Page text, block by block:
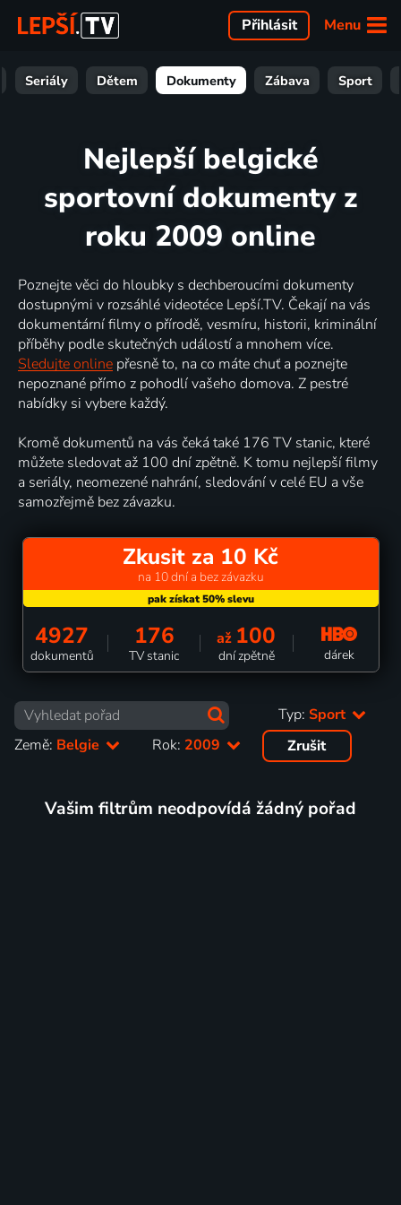
Menu
Přihlásit
Seriály Dětem Dokumenty Zábava Sport
Nejlepší belgické
sportovní dokumenty z
roku 2009 online
Poznejte věci do hloubky s dechberoucími dokumenty
dostupnými v rozsáhlé videotéce Lepší.TV. Čekají na vás
dokumentární filmy o přírodě, vesmíru, historii, kriminální
příběhy podle skutečných událostí a mnohem více.
Sledujte online přesně to, na co máte chuť a poznejte
nepoznané přímo z pohodlí vašeho domova. Z pestré
nabídky si vybere každý.
Kromě dokumentů na vás čeká také 176 TV stanic, které
můžete sledovat až 100 dní zpětně. K tomu nejlepší filmy
a seriály, neomezené nahrání, sledování v celé EU a vše
samozřejmě bez závazku.
Zkusit za 10 Kč
na 10 dní a bez závazku
4927
dokumentů
176
TV stanic
až 100
dní zpětně dárek
Typ: Sport
Země: Belgie Rok: 2009 Zrušit
Vašim filtrům neodpovídá žádný pořad